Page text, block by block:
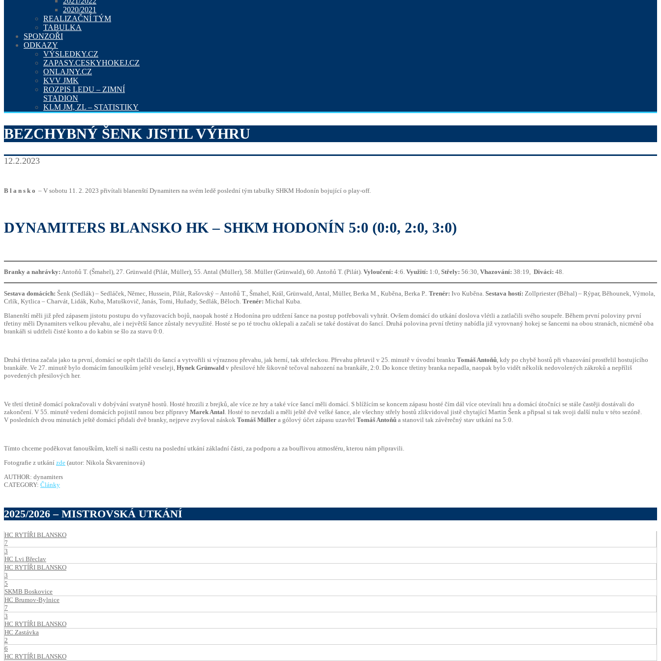
2020/2021
REALIZAČNÍ TÝM
TABULKA
SPONZOŘI
ODKAZY
VÝSLEDKY.CZ
ZAPASY.CESKYHOKEJ.CZ
ONLAJNY.CZ
KVV JMK
ROZPIS LEDU – ZIMNÍ
STADION
KLM JM, ZL – STATISTIKY
BEZCHYBNÝ ŠENK JISTIL VÝHRU
12.2.2023
B l a n s k o – V sobotu 11. 2. 2023 přivítali blanenští Dynamiters na svém ledě poslední tým tabulky SHKM Hodonín bojující o play-off.
DYNAMITERS BLANSKO HK – SHKM HODONÍN 5:0 (0:0, 2:0, 3:0)
Branky a nahrávky: Antoňů T. (Šmahel), 27. Grünwald (Pilát, Müller), 55. Antal (Müller), 58. Müller (Grünwald), 60. Antoňů T. (Pilát). Vyloučení: 4:6. Využití: 1:0, Střely: 56:30, Vhazování: 38:19, Diváci: 48.
Sestava domácích: Šenk (Sedlák) – Sedláček, Němec, Hussein, Pilát, Rašovský – Antoňů T., Šmahel, Král, Grünwald, Antal, Müller, Berka M., Kuběna, Berka P.. Trenér: Ivo Kuběna. Sestava hostí: Zollpriester (Běhal) – Rýpar, Běhounek, Výmola,
Crlík, Kytlica – Charvát, Lidák, Kuba, Matuškovič, Janás, Tomi, Huňady, Sedlák, Běloch. Trenér: Michal Kuba.
Blanenští měli již před zápasem jistotu postupu do vyřazovacích bojů, naopak hosté z Hodonína pro udržení šance na postup potřebovali vyhrát. Ovšem domácí do utkání doslova vlétli a zatlačili svého soupeře. Během první poloviny první
třetiny měli Dynamiters velkou převahu, ale i největší šance zůstaly nevyužité. Hosté se po té trochu oklepali a začali se také dostávat do šancí. Druhá polovina první třetiny nabídla již vyrovnaný hokej se šancemi na obou stranách, nicméně oba
brankáři si udrželi čisté konto a do kabin se šlo za stavu 0:0.
Druhá třetina začala jako ta první, domácí se opět tlačili do šancí a vytvořili si výraznou převahu, jak herní, tak střeleckou. Převahu přetavil v 25. minutě v úvodní branku Tomáš Antoňů , kdy po chybě hostů při vhazování prostřelil hostujícího
brankáře. Ve 27. minutě bylo domácím fanouškům ještě veseleji, Hynek Grünwald v přesilové hře šikovně tečoval nahození na brankáře, 2:0. Do konce třetiny branka nepadla, naopak bylo vidět několik nedovolených zákroků a nepříliš
povedených přesilových her.
Ve třetí třetině domácí pokračovali v dobývání svatyně hostů. Hosté hrozili z brejků, ale více ze hry a také více šancí měli domácí. S blížícím se koncem zápasu hosté čím dál více otevírali hru a domácí útočníci se stále častěji dostávali do
zakončení. V 55. minutě vedení domácích pojistil ranou bez přípravy Marek Antal . Hosté to nevzdali a měli ještě dvě velké šance, ale všechny střely hostů zlikvidoval jistě chytající Martin Šenk a připsal si tak svoji další nulu v této sezóně.
V posledních dvou minutách ještě domácí přidali dvě branky, nejprve zvyšoval náskok Tomáš Müller a gólový účet zápasu uzavřel Tomáš Antoňů a stanovil tak závěrečný stav utkání na 5:0.
Tímto chceme poděkovat fanouškům, kteří si našli cestu na poslední utkání základní části, za podporu a za bouřlivou atmosféru, kterou nám připravili.
Fotografie z utkání zde (autor: Nikola Škvareninová)
AUTHOR: dynamiters
CATEGORY: Články
2025/2026 – MISTROVSKÁ UTKÁNÍ
HC RYTÍŘI BLANSKO
7
3
HC Lvi Břeclav
HC RYTÍŘI BLANSKO
3
5
SKMB Boskovice
HC Brumov-Bylnice
7
3
HC RYTÍŘI BLANSKO
HC Zastávka
2
6
HC RYTÍŘI BLANSKO